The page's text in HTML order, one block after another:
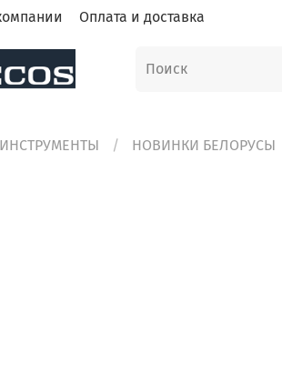
Оплата и доставка
ИНСТРУМЕНТЫ НОВИНКИ БЕЛОРУСЫ